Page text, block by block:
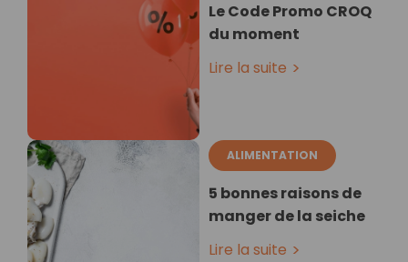
Le Code Promo CROQ
du moment
Lire la suite
ALIMENTATION
5 bonnes raisons de
manger de la seiche
Lire la suite